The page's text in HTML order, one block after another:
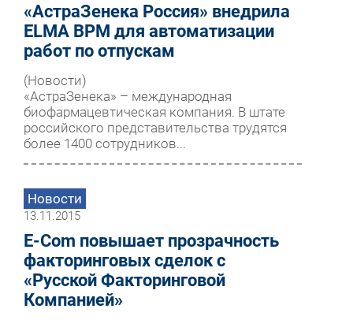
«АстраЗенека Россия» внедрила
ELMA BPM для автоматизации
работ по отпускам
(Новости)
«АстраЗенека» – международная
биофармацевтическая компания. В штате
российского представительства трудятся
более 1400 сотрудников...
Новости
13.11.2015
E-Com повышает прозрачность
факторинговых сделок с
«Русской Факторинговой
Компанией»